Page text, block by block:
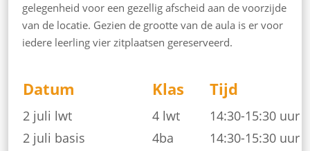
gelegenheid voor een gezellig afscheid aan de voorzijde
van de locatie. Gezien de grootte van de aula is er voor
iedere leerling vier zitplaatsen gereserveerd.
Datum Klas Tijd
2 juli lwt 4 lwt
14:30-15:30 uur
2 juli basis
4ba
14:30-15:30 uur